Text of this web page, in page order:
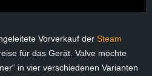
Vorverkauf der Steam
für das Gerät. Valve möchte
in vier verschiedenen Varianten